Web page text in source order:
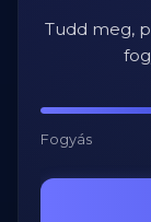
Tudd meg,
Fogyás